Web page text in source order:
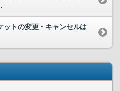
ットの変更・キャンセルは